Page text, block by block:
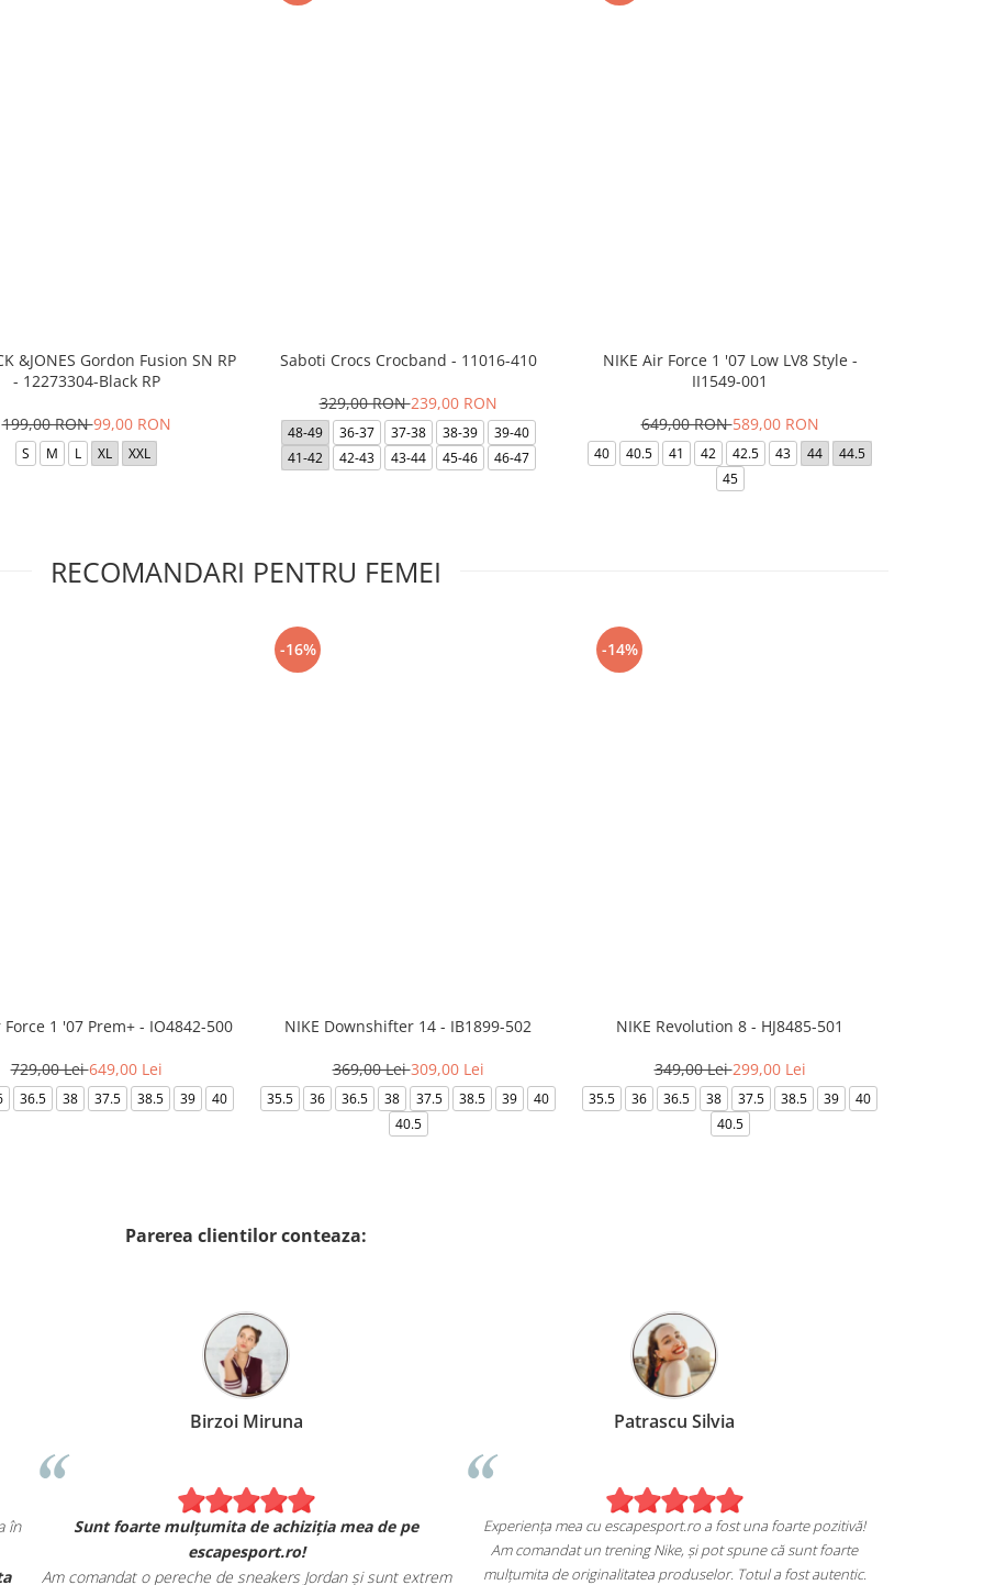
&JONES Gordon Fusion SN RP
- 12273304-Black RP
199,00 RON99,00 RON
S M L XL XXL
Saboti Crocs Crocband - 11016-410
329,00 RON239,00 RON
48-49 36-37 37-38 38-39
39-40
41-42
42-43 43-44 45-46 46-47
NIKE Air Force 1 '07 Low LV8 Style -
II1549-001
649,00 RON589,00 RON
40 40.5 41 42 42.5 43 44
44.5
45
RECOMANDARI PENTRU FEMEI
Force 1 '07 Prem+ - IO4842-500
729,00 Lei649,00 Lei
36.5 38 37.5 38.5 39 40
-16%
NIKE Downshifter 14 - IB1899-502
369,00 Lei309,00 Lei
35.5 36 36.5 38 37.5 38.5 39
40
40.5
-14%
NIKE Revolution 8 - HJ8485-501
349,00 Lei299,00 Lei
35.5 36 36.5 38 37.5 38.5 39
40
40.5
Parerea clientilor conteaza:
în
Birzoi Miruna
Sunt foarte mulțumita de achiziția mea de pe
escapesport.ro!
Am comandat o pereche de sneakers Jordan și sunt extrem
Patrascu Silvia
Experiența mea cu escapesport.ro a fost una foarte pozitivă!
Am comandat un trening Nike, și pot spune că sunt foarte
mulțumita de originalitatea produselor. Totul a fost autentic.